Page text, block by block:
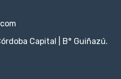
Capital | B° Guiñazú.